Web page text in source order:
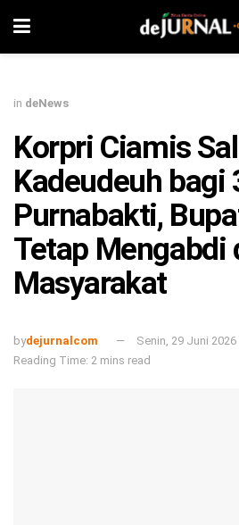
in deNews
Korpri Ciamis
Kadeudeuh bagi
Purnabakti,
Tetap Mengabdi
Masyarakat
bydejurnalcom
Senin, 29 Juni 2026
Reading Time: 2 mins read